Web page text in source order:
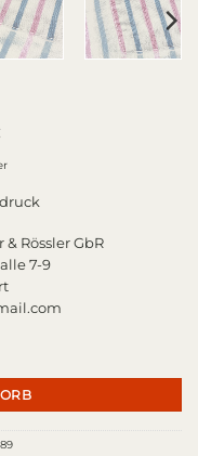
& Rössler GbR
7-9